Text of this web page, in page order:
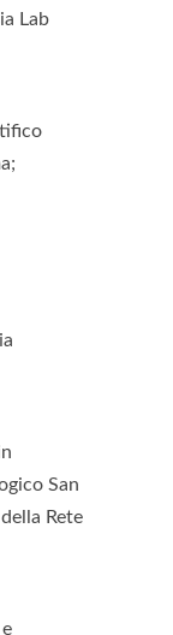
Lab
San
Rete